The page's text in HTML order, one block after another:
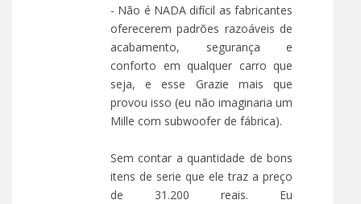
- Não é NADA difícil as fabricantes
oferecerem padrões razoáveis de
acabamento, segurança e
conforto em qualquer carro que
seja, e esse Grazie mais que
provou isso (eu não imaginaria um
Mille com subwoofer de fábrica).
Sem contar a quantidade de bons
itens de serie que ele traz a preço
de 31.200 reais. Eu